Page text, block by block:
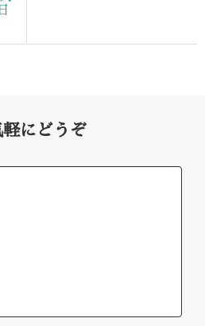
にどうぞ